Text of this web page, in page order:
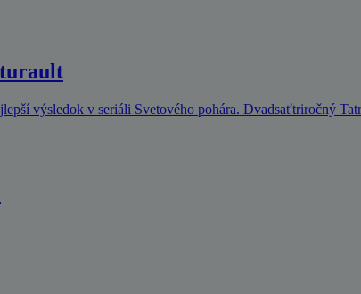
výsledok v seriáli Svetového pohára. Dvadsaťtriročný